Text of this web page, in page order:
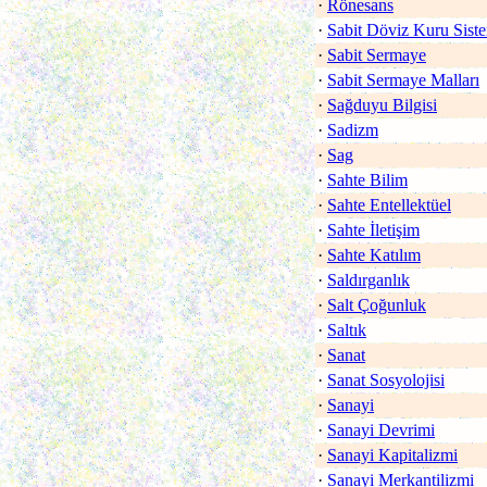
· Rönesans
· Sabit Döviz Kuru
· Sabit Sermaye
· Sabit Sermaye Malları
· Sağduyu Bilgisi
· Sadizm
· Sag
· Sahte Bilim
· Sahte Entellektüel
· Sahte İletişim
· Sahte Katılım
· Saldırganlık
· Salt Çoğunluk
· Saltık
· Sanat
· Sanat Sosyolojisi
· Sanayi
· Sanayi Devrimi
· Sanayi Kapitalizmi
· Sanayi Merkantilizmi